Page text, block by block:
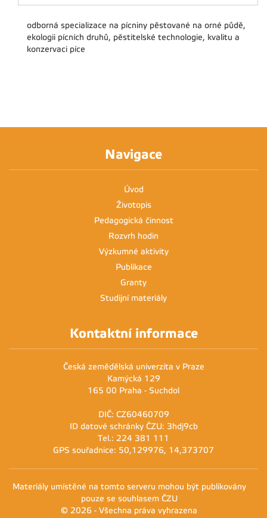
odborná specializace na pícniny pěstované na orné půdě,
ekologii pícních druhů, pěstitelské technologie, kvalitu a
konzervaci píce
Navigace
Úvod
Životopis
Pedagogická činnost
Rozvrh hodin
Výzkumné aktivity
Publikace
Granty
Studijní materiály
Kontaktní informace
Česká zemědělská univerzita v Praze
Kamýcká 129
165 00 Praha - Suchdol
DIČ: CZ60460709
ID datové schránky ČZU: 3hdj9cb
Tel.: 224 381 111
GPS souřadnice: 50,129976, 14,373707
Materiály umístěné na tomto serveru mohou být publikovány
pouze se souhlasem ČZU
© 2026 - Všechna práva vyhrazena